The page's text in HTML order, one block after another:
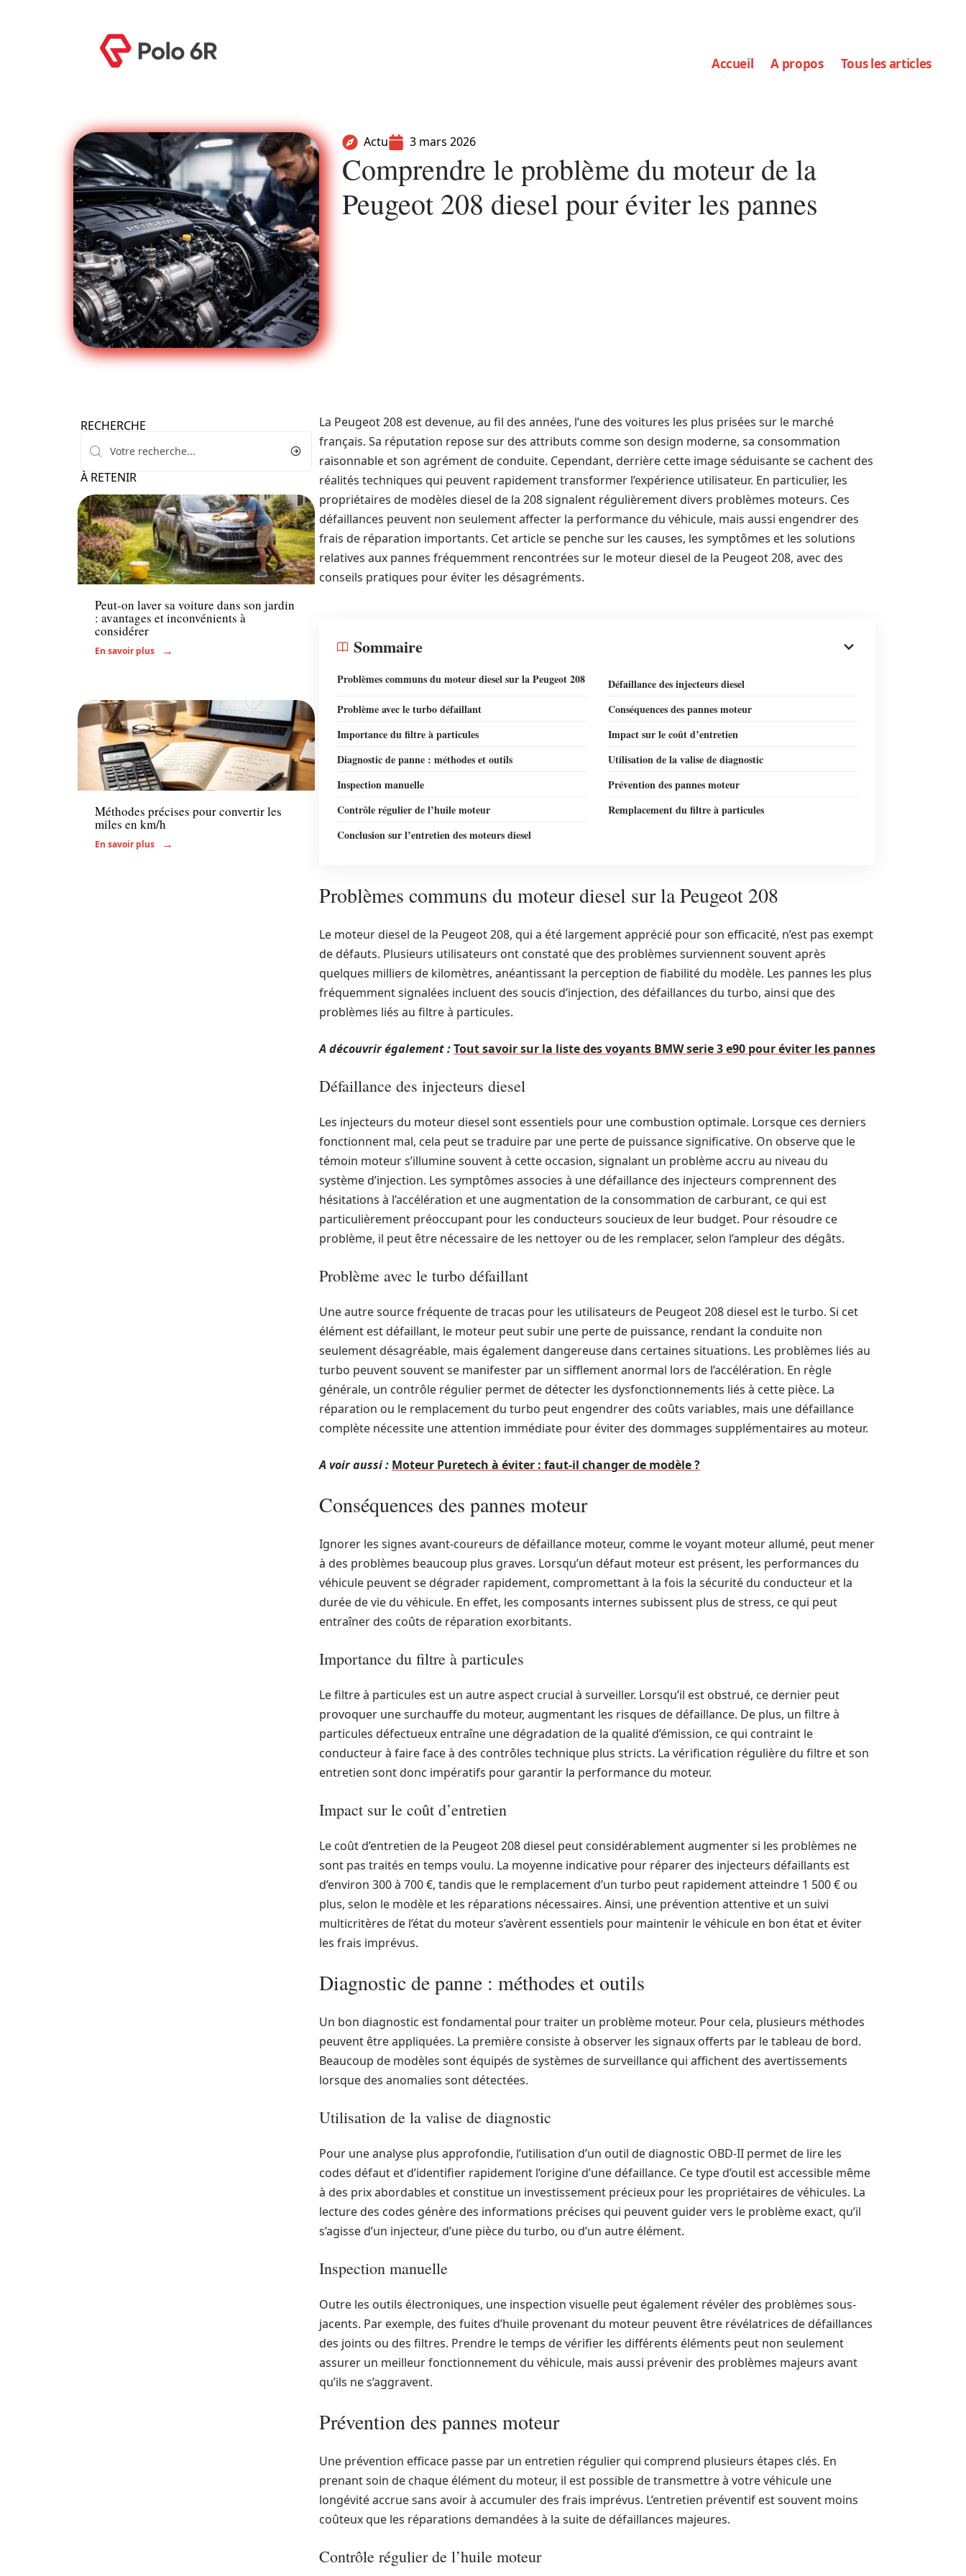
Accueil A propos Tous les articles
Actu 3 mars 2026
Comprendre le problème du moteur de la
Peugeot 208 diesel pour éviter les pannes
RECHERCHE
À RETENIR
Voiture
Peut-on laver sa voiture dans son jardin
: avantages et inconvénients à
considérer
En savoir plus
Actu
Méthodes précises pour convertir les
miles en km/h
En savoir plus
La Peugeot 208 est devenue, au fil des années, l’une des voitures les plus prisées sur le marché
français. Sa réputation repose sur des attributs comme son design moderne, sa consommation
raisonnable et son agrément de conduite. Cependant, derrière cette image séduisante se cachent des
réalités techniques qui peuvent rapidement transformer l’expérience utilisateur. En particulier, les
propriétaires de modèles diesel de la 208 signalent régulièrement divers problèmes moteurs. Ces
défaillances peuvent non seulement affecter la performance du véhicule, mais aussi engendrer des
frais de réparation importants. Cet article se penche sur les causes, les symptômes et les solutions
relatives aux pannes fréquemment rencontrées sur le moteur diesel de la Peugeot 208, avec des
conseils pratiques pour éviter les désagréments.
Sommaire
Problèmes communs du moteur diesel sur la Peugeot 208
Défaillance des injecteurs diesel
Problème avec le turbo défaillant
Conséquences des pannes moteur
Importance du filtre à particules
Impact sur le coût d’entretien
Diagnostic de panne : méthodes et outils
Utilisation de la valise de diagnostic
Inspection manuelle
Prévention des pannes moteur
Contrôle régulier de l’huile moteur
Remplacement du filtre à particules
Conclusion sur l’entretien des moteurs diesel
Problèmes communs du moteur diesel sur la Peugeot 208
Le moteur diesel de la Peugeot 208, qui a été largement apprécié pour son efficacité, n’est pas exempt
de défauts. Plusieurs utilisateurs ont constaté que des problèmes surviennent souvent après
quelques milliers de kilomètres, anéantissant la perception de fiabilité du modèle. Les pannes les plus
fréquemment signalées incluent des soucis d’injection, des défaillances du turbo, ainsi que des
problèmes liés au filtre à particules.
A découvrir également :Tout savoir sur la liste des voyants BMW serie 3 e90 pour éviter les pannes
Défaillance des injecteurs diesel
Les injecteurs du moteur diesel sont essentiels pour une combustion optimale. Lorsque ces derniers
fonctionnent mal, cela peut se traduire par une perte de puissance significative. On observe que le
témoin moteur s’illumine souvent à cette occasion, signalant un problème accru au niveau du
système d’injection. Les symptômes associes à une défaillance des injecteurs comprennent des
hésitations à l’accélération et une augmentation de la consommation de carburant, ce qui est
particulièrement préoccupant pour les conducteurs soucieux de leur budget. Pour résoudre ce
problème, il peut être nécessaire de les nettoyer ou de les remplacer, selon l’ampleur des dégâts.
Problème avec le turbo défaillant
Une autre source fréquente de tracas pour les utilisateurs de Peugeot 208 diesel est le turbo. Si cet
élément est défaillant, le moteur peut subir une perte de puissance, rendant la conduite non
seulement désagréable, mais également dangereuse dans certaines situations. Les problèmes liés au
turbo peuvent souvent se manifester par un sifflement anormal lors de l’accélération. En règle
générale, un contrôle régulier permet de détecter les dysfonctionnements liés à cette pièce. La
réparation ou le remplacement du turbo peut engendrer des coûts variables, mais une défaillance
complète nécessite une attention immédiate pour éviter des dommages supplémentaires au moteur.
A voir aussi : Moteur Puretech à éviter : faut-il changer de modèle ?
Conséquences des pannes moteur
Ignorer les signes avant-coureurs de défaillance moteur, comme le voyant moteur allumé, peut mener
à des problèmes beaucoup plus graves. Lorsqu’un défaut moteur est présent, les performances du
véhicule peuvent se dégrader rapidement, compromettant à la fois la sécurité du conducteur et la
durée de vie du véhicule. En effet, les composants internes subissent plus de stress, ce qui peut
entraîner des coûts de réparation exorbitants.
Importance du filtre à particules
Le filtre à particules est un autre aspect crucial à surveiller. Lorsqu’il est obstrué, ce dernier peut
provoquer une surchauffe du moteur, augmentant les risques de défaillance. De plus, un filtre à
particules défectueux entraîne une dégradation de la qualité d’émission, ce qui contraint le
conducteur à faire face à des contrôles technique plus stricts. La vérification régulière du filtre et son
entretien sont donc impératifs pour garantir la performance du moteur.
Impact sur le coût d’entretien
Le coût d’entretien de la Peugeot 208 diesel peut considérablement augmenter si les problèmes ne
sont pas traités en temps voulu. La moyenne indicative pour réparer des injecteurs défaillants est
d’environ 300 à 700 €, tandis que le remplacement d’un turbo peut rapidement atteindre 1 500 € ou
plus, selon le modèle et les réparations nécessaires. Ainsi, une prévention attentive et un suivi
multicritères de l’état du moteur s’avèrent essentiels pour maintenir le véhicule en bon état et éviter
les frais imprévus.
Diagnostic de panne : méthodes et outils
Un bon diagnostic est fondamental pour traiter un problème moteur. Pour cela, plusieurs méthodes
peuvent être appliquées. La première consiste à observer les signaux offerts par le tableau de bord.
Beaucoup de modèles sont équipés de systèmes de surveillance qui affichent des avertissements
lorsque des anomalies sont détectées.
Utilisation de la valise de diagnostic
Pour une analyse plus approfondie, l’utilisation d’un outil de diagnostic OBD-II permet de lire les
codes défaut et d’identifier rapidement l’origine d’une défaillance. Ce type d’outil est accessible même
à des prix abordables et constitue un investissement précieux pour les propriétaires de véhicules. La
lecture des codes génère des informations précises qui peuvent guider vers le problème exact, qu’il
s’agisse d’un injecteur, d’une pièce du turbo, ou d’un autre élément.
Inspection manuelle
Outre les outils électroniques, une inspection visuelle peut également révéler des problèmes sous-
jacents. Par exemple, des fuites d’huile provenant du moteur peuvent être révélatrices de défaillances
des joints ou des filtres. Prendre le temps de vérifier les différents éléments peut non seulement
assurer un meilleur fonctionnement du véhicule, mais aussi prévenir des problèmes majeurs avant
qu’ils ne s’aggravent.
Prévention des pannes moteur
Une prévention efficace passe par un entretien régulier qui comprend plusieurs étapes clés. En
prenant soin de chaque élément du moteur, il est possible de transmettre à votre véhicule une
longévité accrue sans avoir à accumuler des frais imprévus. L’entretien préventif est souvent moins
coûteux que les réparations demandées à la suite de défaillances majeures.
Contrôle régulier de l’huile moteur